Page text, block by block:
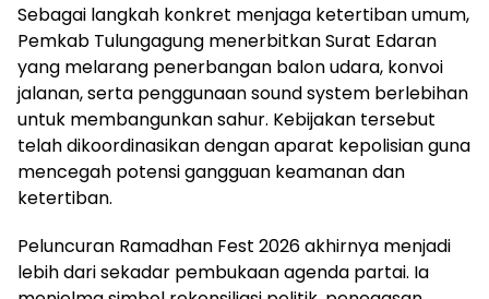
Sebagai langkah konkret menjaga ketertiban umum,
Pemkab Tulungagung menerbitkan Surat Edaran
yang melarang penerbangan balon udara, konvoi
jalanan, serta penggunaan sound system berlebihan
untuk membangunkan sahur. Kebijakan tersebut
telah dikoordinasikan dengan aparat kepolisian guna
mencegah potensi gangguan keamanan dan
ketertiban.
Peluncuran Ramadhan Fest 2026 akhirnya menjadi
lebih dari sekadar pembukaan agenda partai. Ia